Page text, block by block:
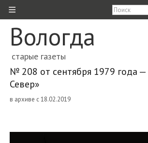
≡
Вологда
старые газеты
№ 208 от сентября 1979 года
Север»
в архиве с 18.02.2019